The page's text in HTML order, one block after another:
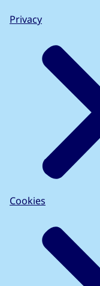
Privacy
Cookies